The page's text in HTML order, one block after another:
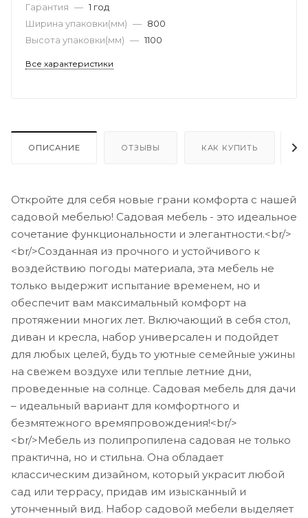
Гарантия — 1 год
Ширина упаковки(мм) — 800
Высота упаковки(мм) — 1100
Все характеристики
ОПИСАНИЕ ОТЗЫВЫ КАК КУПИТЬ
Откройте для себя новые грани комфорта с нашей
садовой мебелью! Садовая мебель - это идеальное
сочетание функциональности и элегантности.<br/>
<br/>Созданная из прочного и устойчивого к
воздействию погоды материала, эта мебель не
только выдержит испытание временем, но и
обеспечит вам максимальный комфорт на
протяжении многих лет. Включающий в себя стол,
диван и кресла, набор универсален и подойдет
для любых целей, будь то уютные семейные ужины
на свежем воздухе или теплые летние дни,
проведенные на солнце. Садовая мебель для дачи
– идеальный вариант для комфортного и
безмятежного времяпровождения!<br/>
<br/>Мебель из полипропилена садовая не только
практична, но и стильна. Она обладает
классическим дизайном, который украсит любой
сад или террасу, придав им изысканный и
утонченный вид. Набор садовой мебели выделяет